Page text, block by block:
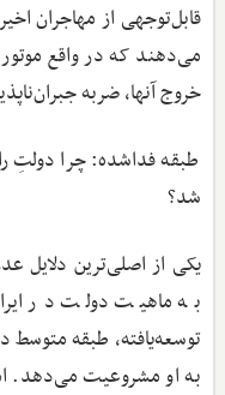
قابل‌توجهی از مهاجران
می‌دهند که در واقع
خروج آنها، ضربه
طبقه فداشده: چرا دولتِ
شد؟
یکی از اصلی‌ترین دلایل
به ماهیت دولت در
توسعه‌یافته، طبقه متوسط
به او مشروعیت می‌دهد.